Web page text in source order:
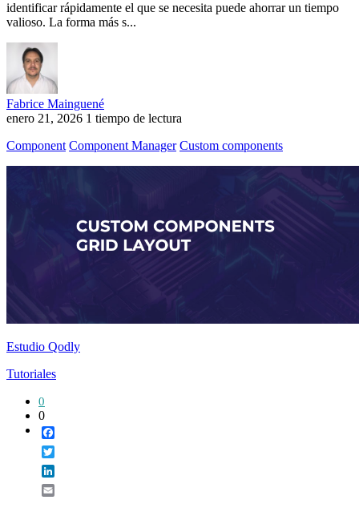
identificar rápidamente el que se necesita puede ahorrar un tiempo
valioso. La forma más s...
Fabrice Mainguené
enero 21, 2026 1 tiempo de lectura
Component Component Manager Custom components
Estudio Qodly
Tutoriales
0
0